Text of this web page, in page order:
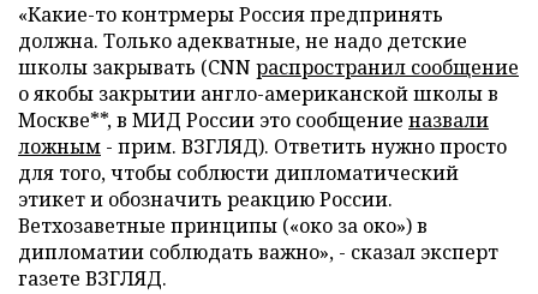
«Какие-то контрмеры Россия предпринять
должна. Только адекватные, не надо детские
школы закрывать (CNN распространил сообщение
о якобы закрытии англо-американской школы в
Москве**, в МИД России это сообщение назвали
ложным - прим. ВЗГЛЯД). Ответить нужно просто
для того, чтобы соблюсти дипломатический
этикет и обозначить реакцию России.
Ветхозаветные принципы («око за око») в
дипломатии соблюдать важно», - сказал эксперт
газете ВЗГЛЯД.